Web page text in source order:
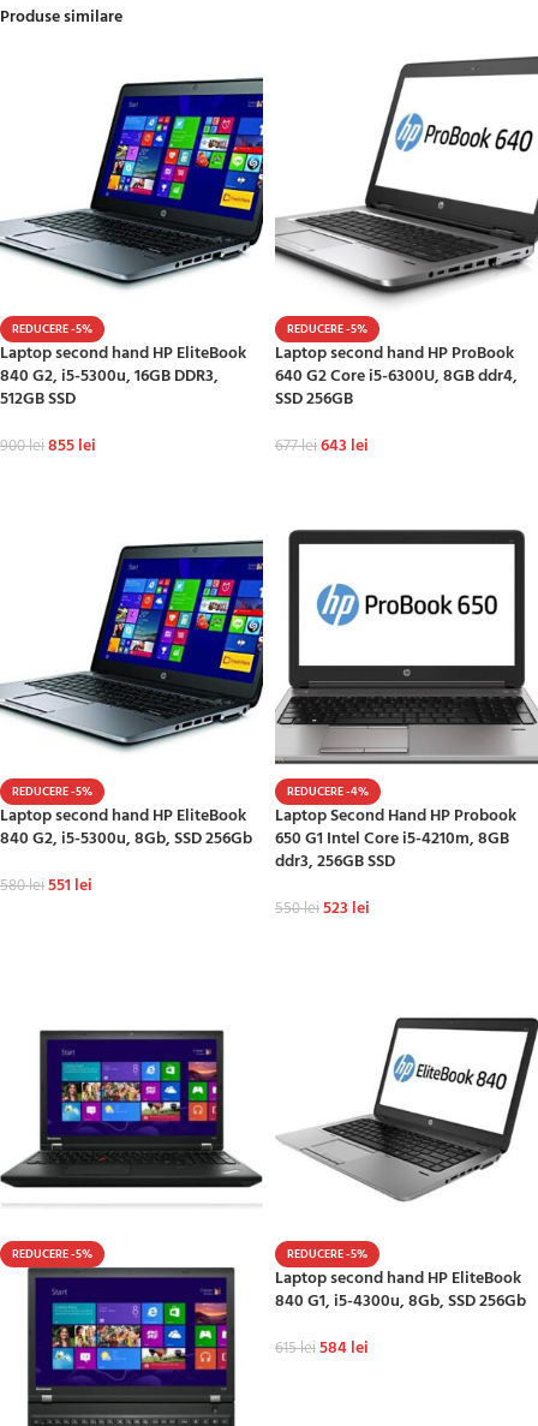
Produse similare
REDUCERE -5%
Laptop second hand HP EliteBook
840 G2, i5-5300u, 16GB DDR3,
512GB SSD
900lei855lei
REDUCERE -5%
Laptop second hand HP ProBook
640 G2 Core i5-6300U, 8GB ddr4,
SSD 256GB
677lei643 lei
REDUCERE -5%
Laptop second hand HP EliteBook
840 G2, i5-5300u, 8Gb, SSD 256Gb
580lei551 lei
REDUCERE -4%
Laptop Second Hand HP Probook
650 G1 Intel Core i5-4210m, 8GB
ddr3, 256GB SSD
550lei523 lei
REDUCERE -5% REDUCERE -5%
Laptop second hand HP EliteBook
840 G1, i5-4300u, 8Gb, SSD 256Gb
615lei584lei